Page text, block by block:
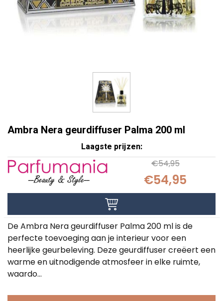
Ambra Nera geurdiffuser Palma 200 ml
Laagste prijzen:
€54,95
€54,95
De Ambra Nera geurdiffuser Palma 200 ml is de
perfecte toevoeging aan je interieur voor een
heerlijke geurbeleving. Deze geurdiffuser creëert een
warme en uitnodigende atmosfeer in elke ruimte,
waardo...